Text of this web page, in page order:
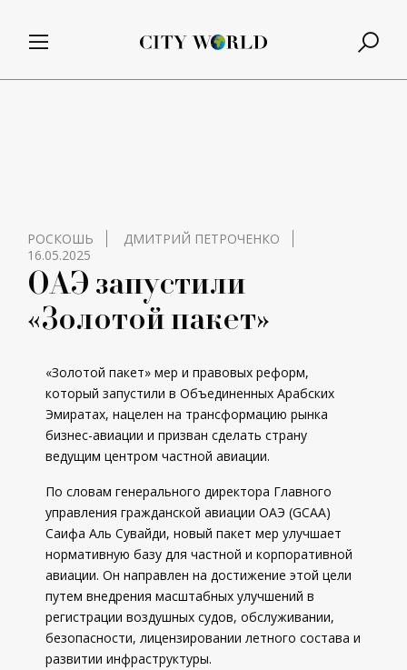
РОСКОШЬ
ДМИТРИЙ ПЕТРОЧЕНКО
16.05.2025
ОАЭ запустили
«Золотой пакет»
«Золотой пакет» мер и правовых реформ,
который запустили в Объединенных Арабских
Эмиратах, нацелен на трансформацию рынка
бизнес-авиации и призван сделать страну
ведущим центром частной авиации.
По словам генерального директора Главного
управления гражданской авиации ОАЭ (GCAA)
Саифа Аль Сувайди, новый пакет мер улучшает
нормативную базу для частной и корпоративной
авиации. Он направлен на достижение этой цели
путем внедрения масштабных улучшений в
регистрации воздушных судов, обслуживании,
безопасности, лицензировании летного состава и
развитии инфраструктуры.